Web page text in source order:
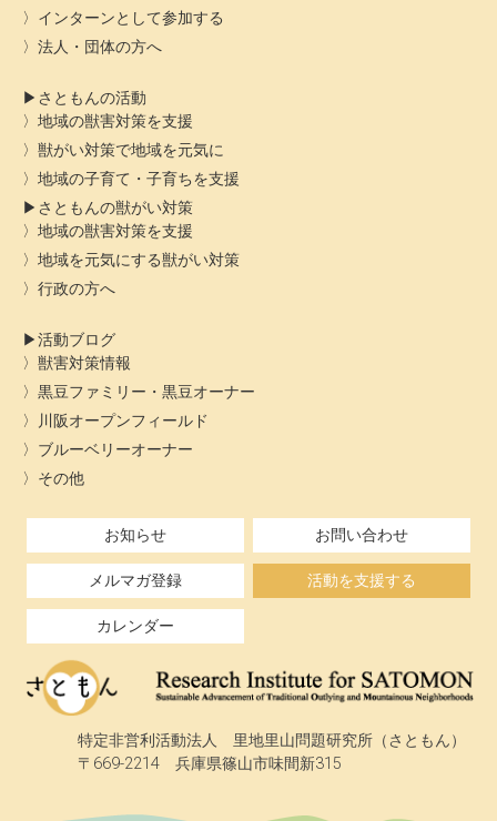
インターンとして参加する
法人・団体の方へ
さともんの活動
地域の獣害対策を支援
獣がい対策で地域を元気に
地域の子育て・子育ちを支援
さともんの獣がい対策
地域の獣害対策を支援
地域を元気にする獣がい対策
行政の方へ
活動ブログ
獣害対策情報
黒豆ファミリー・黒豆オーナー
川阪オープンフィールド
ブルーベリーオーナー
その他
お知らせ お問い合わせ
メルマガ登録 活動を支援する
カレンダー
特定非営利活動法人 里地里山問題研究所（さともん）
〒669-2214 兵庫県篠山市味間新315